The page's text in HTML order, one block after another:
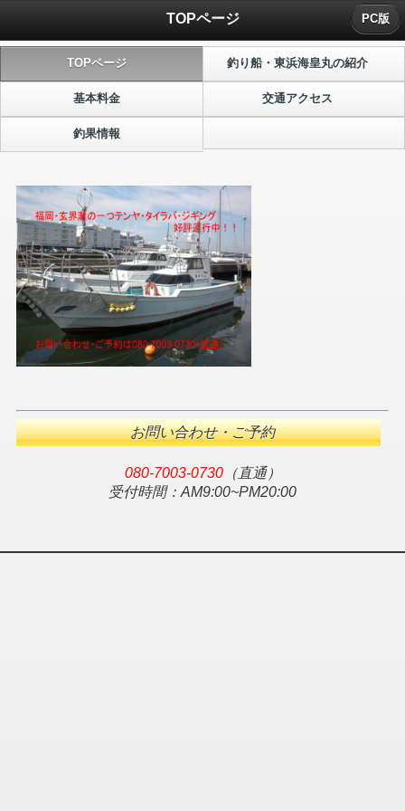
TOPページ PC版
TOPページ 釣り船・東浜海皇丸の紹介
基本料金 交通アクセス
釣果情報
お問い合わせ・ご予約
080-7003-0730（直通）
受付時間：AM9:00~PM20:00